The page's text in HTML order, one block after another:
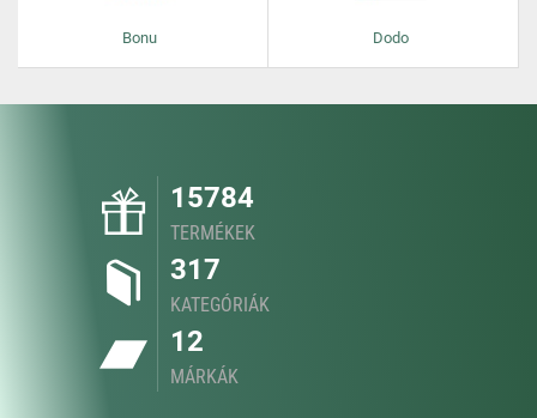
Bonu Dodo
15784
TERMÉKEK
317
KATEGÓRIÁK
12
MÁRKÁK